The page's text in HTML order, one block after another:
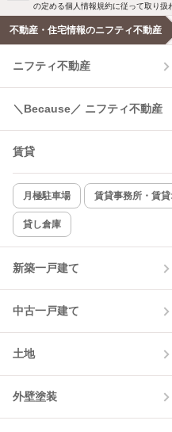
の定める個人情報規約に従って取り扱
不動産・住宅情報のニフティ不動産
ニフティ不動産
＼Because／ ニフティ不動産
賃貸
月極駐車場 賃貸事務所・賃
貸し倉庫
新築一戸建て
中古一戸建て
土地
外壁塗装